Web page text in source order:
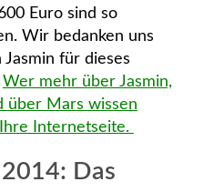
Euro sind so
Wir bedanken uns
für dieses
Wer mehr über Jasmin,
über Mars wissen
Internetseite.
Das